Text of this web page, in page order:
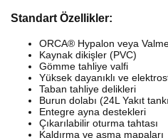
Standart Özellikler:
ORCA® Hypalon veya
Kaynak dikişler (PVC)
Gömme tahliye valfi
Yüksek dayanıklı ve
Taban tahliye delikleri
Burun dolabı (24L Yakıt
Entegre ayna destekleri
Çıkarılabilir oturma tahtası
Kaldırma ve asma mapaları